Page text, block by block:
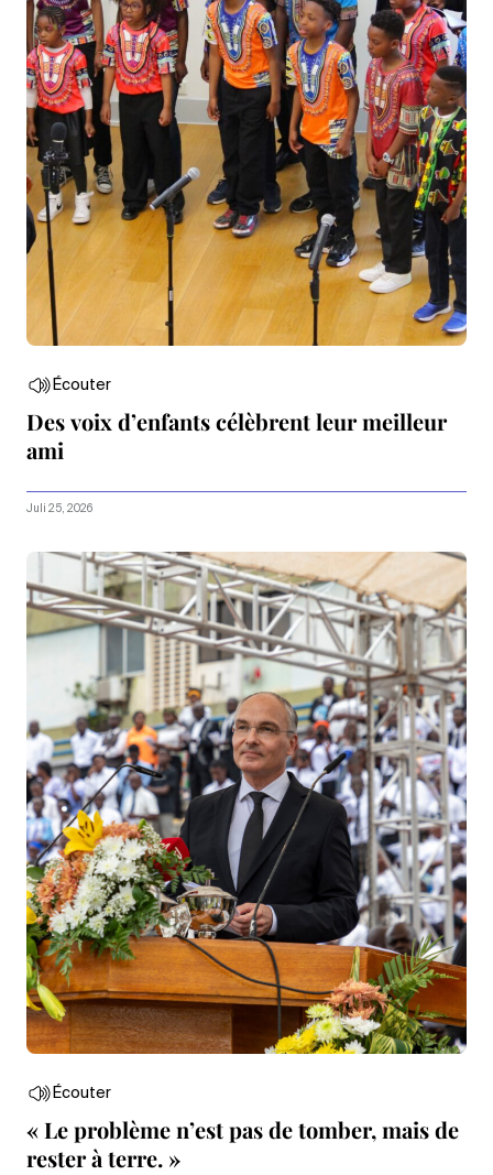
Écouter
Des voix d’enfants célèbrent leur meilleur
ami
Juli 25, 2026
Écouter
« Le problème n’est pas de tomber, mais de
rester à terre. »